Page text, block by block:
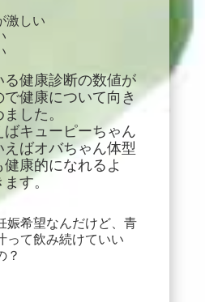
激しい
健康診断の数値が
健康について向き
した。
キューピーちゃん
ばオバちゃん体型
康的になれるよ
す。
娠希望なんだけど、青
って飲み続けていい
？